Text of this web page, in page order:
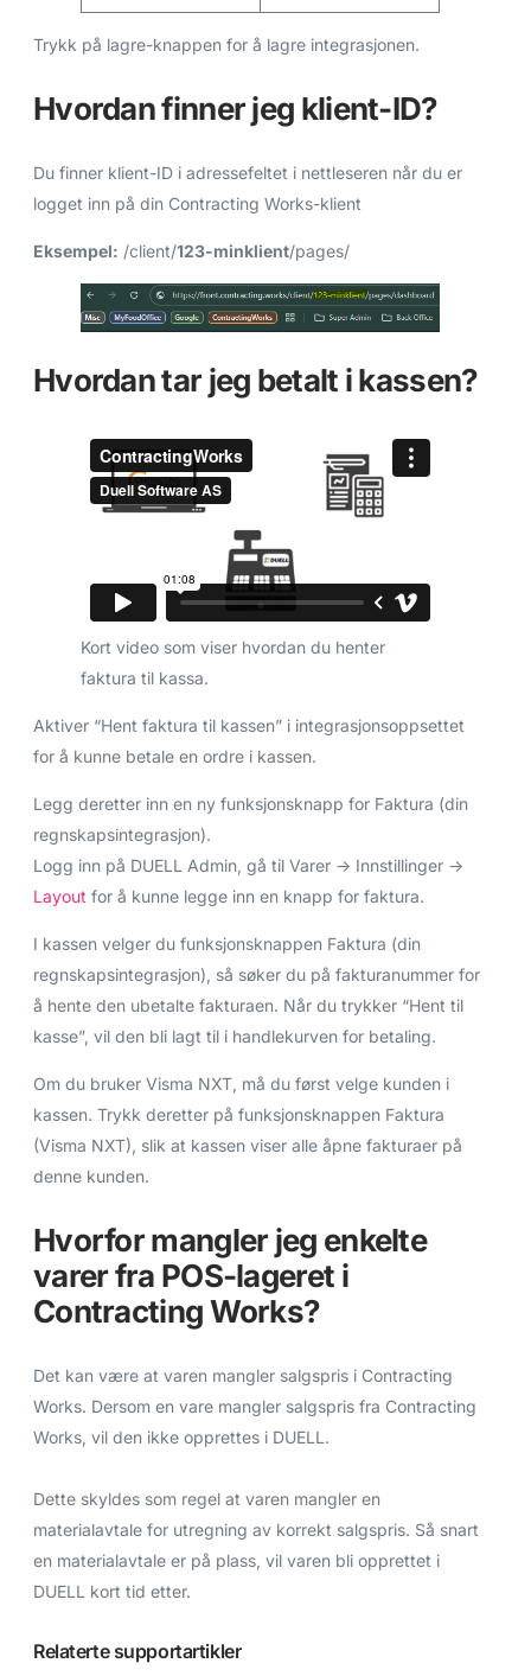
Trykk på lagre-knappen for å lagre integrasjonen.
Hvordan finner jeg klient-ID?
Du finner klient-ID i adressefeltet i nettleseren når du er
logget inn på din Contracting Works-klient
Eksempel: /client/123-minklient/pages/
Hvordan tar jeg betalt i kassen?
Kort video som viser hvordan du henter
faktura til kassa.
Aktiver “Hent faktura til kassen” i integrasjonsoppsettet
for å kunne betale en ordre i kassen.
Legg deretter inn en ny funksjonsknapp for Faktura (din
regnskapsintegrasjon).
Logg inn på DUELL Admin, gå til Varer -> Innstillinger ->
Layout for å kunne legge inn en knapp for faktura.
I kassen velger du funksjonsknappen Faktura (din
regnskapsintegrasjon), så søker du på fakturanummer for
å hente den ubetalte fakturaen. Når du trykker “Hent til
kasse”, vil den bli lagt til i handlekurven for betaling.
Om du bruker Visma NXT, må du først velge kunden i
kassen. Trykk deretter på funksjonsknappen Faktura
(Visma NXT), slik at kassen viser alle åpne fakturaer på
denne kunden.
Hvorfor mangler jeg enkelte
varer fra POS-lageret i
Contracting Works?
Det kan være at varen mangler salgspris i Contracting
Works. Dersom en vare mangler salgspris fra Contracting
Works, vil den ikke opprettes i DUELL.
Dette skyldes som regel at varen mangler en
materialavtale for utregning av korrekt salgspris. Så snart
en materialavtale er på plass, vil varen bli opprettet i
DUELL kort tid etter.
Relaterte supportartikler